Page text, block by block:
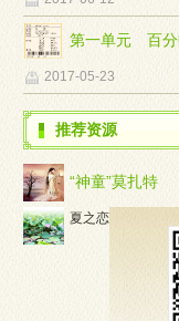
第一单元 百分
2017-05-23
推荐资源
“神童”莫扎特
夏之恋